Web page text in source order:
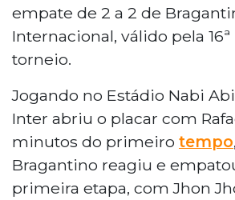
empate de 2 a 2 de
Internacional, válido pela
torneio.
Jogando no Estádio Nabi
Inter abriu o placar com
minutos do primeiro tempo
Bragantino reagiu e
primeira etapa, com Jhon